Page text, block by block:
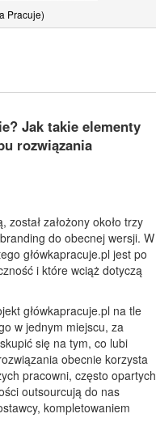
Pracuje)
Jak takie elementy
rozwiązania
założony około trzy
do obecnej wersji. W
główkapracuje.pl jest po
i które wciąż dotyczą
główkapracuje.pl na tle
w jednym miejscu, za
się na tym, co lubi
obecnie korzysta
pracowni, często opartych
outsourcują do nas
kompletowaniem